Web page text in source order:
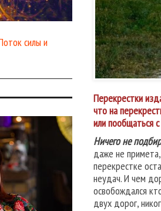
Перекрестки
что на
или пообщаться
Ничего не
даже не
перекрестке
неудач. И чем
освобождался
двух дорог,
силы и